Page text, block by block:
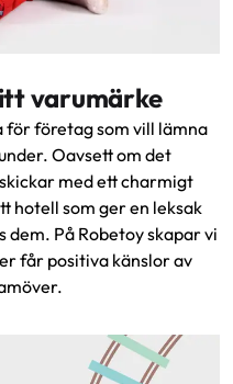
varumärke
företag som vill lämna
Oavsett om det
med ett charmigt
hotell som ger en leksak
På Robetoy skapar vi
får positiva känslor av